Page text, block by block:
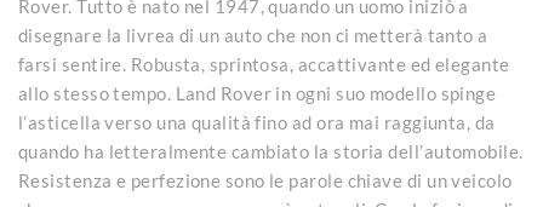
Rover. Tutto è nato nel 1947, quando un uomo iniziò a
disegnare la livrea di un auto che non ci metterà tanto a
farsi sentire. Robusta, sprintosa, accattivante ed elegante
allo stesso tempo. Land Rover in ogni suo modello spinge
l’asticella verso una qualità fino ad ora mai raggiunta, da
quando ha letteralmente cambiato la storia dell’automobile.
Resistenza e perfezione sono le parole chiave di un veicolo